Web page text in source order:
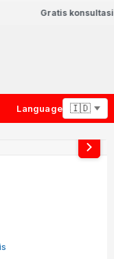
Gratis konsultasi
Language